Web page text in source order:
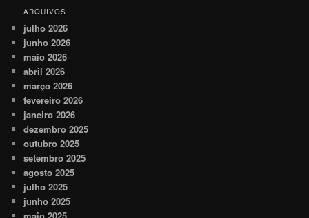
ARQUIVOS
julho 2026
junho 2026
maio 2026
abril 2026
março 2026
fevereiro 2026
janeiro 2026
dezembro 2025
outubro 2025
setembro 2025
agosto 2025
julho 2025
junho 2025
maio 2025